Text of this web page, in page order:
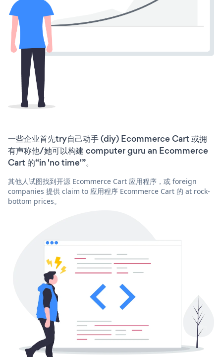
一些企业首先try自己动手 (diy) Ecommerce Cart 或拥
有声称他/她可以构建 computer guru an Ecommerce
Cart 的“in 'no time'”。
其他人试图找到开源 Ecommerce Cart 应用程序，或 foreign
companies 提供 claim to 应用程序 Ecommerce Cart 的 at rock-
bottom prices。